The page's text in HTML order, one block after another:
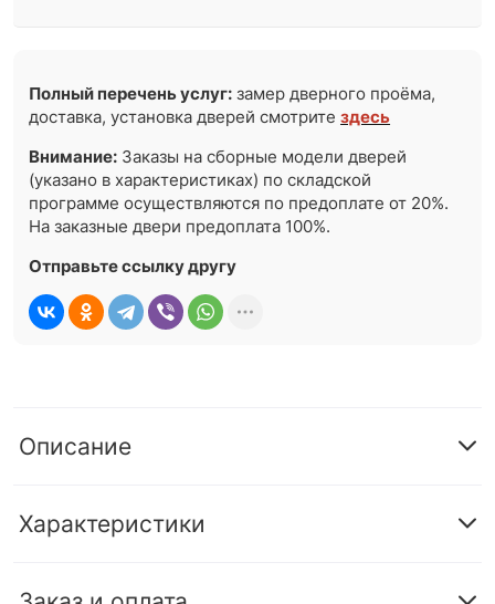
Полный перечень услуг: замер дверного проёма,
доставка, установка дверей смотритездесь
Внимание: Заказы на сборные модели дверей
(указано в характеристиках) по складской
программе осуществляются по предоплате от 20%.
На заказные двери предоплата 100%.
Отправьте ссылку другу
Описание
Характеристики